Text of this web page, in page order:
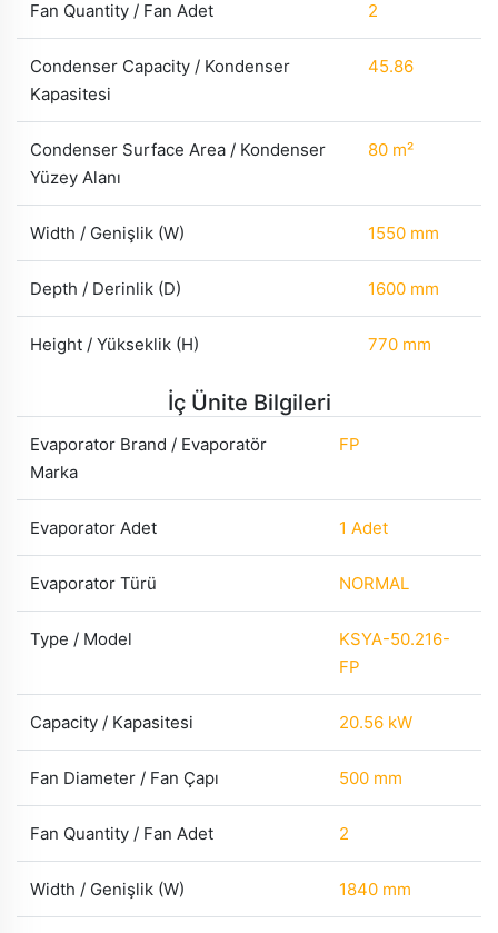
Fan Quantity / Fan Adet 2
Condenser Capacity / Kondenser
Kapasitesi
45.86
Condenser Surface Area / Kondenser
Yüzey Alanı
80 m²
Width / Genişlik (W) 1550 mm
Depth / Derinlik (D) 1600 mm
Height / Yükseklik (H) 770 mm
İç Ünite Bilgileri
Evaporator Brand / Evaporatör
Marka
FP
Evaporator Adet 1 Adet
Evaporator Türü NORMAL
Type / Model
KSYA-50.216-
FP
Capacity / Kapasitesi 20.56 kW
Fan Diameter / Fan Çapı 500 mm
Fan Quantity / Fan Adet 2
Width / Genişlik (W) 1840 mm